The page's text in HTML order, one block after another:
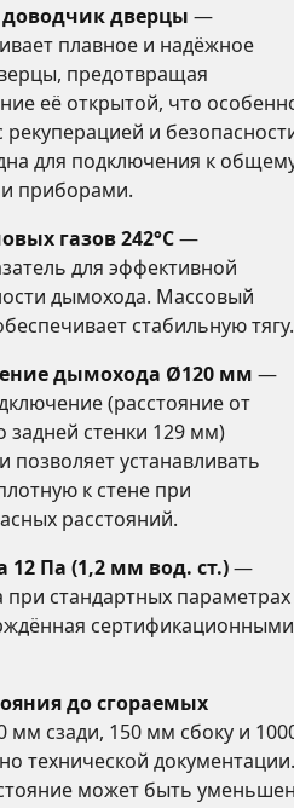
дверцы —
плавное и надёжное
предотвращая
её открытой, что
рекуперацией и
для подключения к
приборами.
газов 242°C—
для эффективной
дымохода. Массовый
стабильную тягу.
дымохода Ø120 мм —
(расстояние от
задней стенки 129 мм)
устанавливать
к стене при
расстояний.
12 Па (1,2 мм вод. ст.)—
при стандартных параметрах
сертификационными
до сгораемых
мм сзади, 150 мм сбоку и
технической документации.
может быть